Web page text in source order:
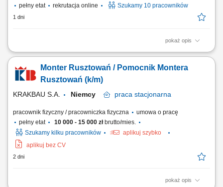
pełny etat
rekrutacja online Szukamy 10 pracowników
1 dni
pokaż opis
Opis stanowiska: Składanie i dopasowywanie konstrukcji stalowych
MAG przygotowujących elementy do spawania. Obróbka i
przygotowanie materiałów z wykorzystaniem palnika gazowego.
Monter Rusztowań / Pomocnik Montera
Rusztowań (k/m)
KRAKBAU S.A. Niemcy praca stacjonarna
pracownik fizyczny / pracowniczka fizyczna
umowa o pracę
pełny etat
10 000 - 15 000 złbrutto/mies.
Szukamy kilku pracowników
aplikuj szybko
aplikuj bez CV
2 dni
pokaż opis